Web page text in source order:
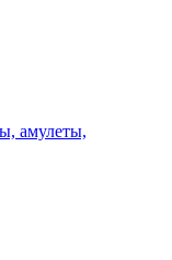
амулеты,